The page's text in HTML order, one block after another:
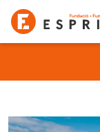
Pasar al